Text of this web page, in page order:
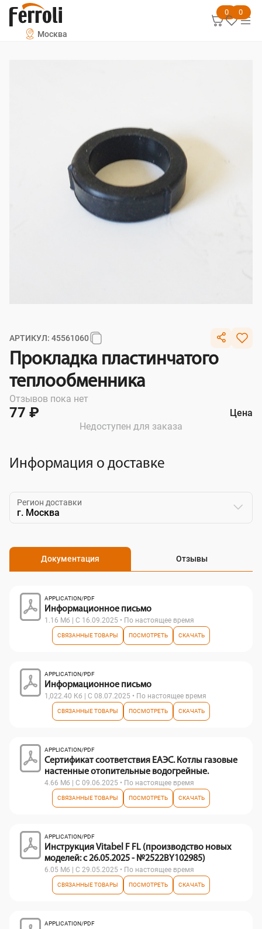
0 0
Москва
АРТИКУЛ: 45561060
Прокладка пластинчатого
теплообменника
Отзывов пока нет
77 ₽
Цена
Недоступен для заказа
Информация о доставке
Регион доставки
г. Москва
Документация Отзывы
APPLICATION/PDF
Информационное письмо
1.16 Мб | С 16.09.2025 • По настоящее время
СВЯЗАННЫЕ ТОВАРЫ ПОСМОТРЕТЬ СКАЧАТЬ
APPLICATION/PDF
Информационное письмо
1,022.40 Кб | С 08.07.2025 • По настоящее время
СВЯЗАННЫЕ ТОВАРЫ ПОСМОТРЕТЬ СКАЧАТЬ
APPLICATION/PDF
Сертификат соответствия ЕАЭС. Котлы газовые
настенные отопительные водогрейные.
4.66 Мб | С 09.06.2025 • По настоящее время
СВЯЗАННЫЕ ТОВАРЫ ПОСМОТРЕТЬ СКАЧАТЬ
APPLICATION/PDF
Инструкция Vitabel F FL (производство новых
моделей: с 26.05.2025 - №2522BY102985)
6.05 Мб | С 29.05.2025 • По настоящее время
СВЯЗАННЫЕ ТОВАРЫ ПОСМОТРЕТЬ СКАЧАТЬ
APPLICATION/PDF